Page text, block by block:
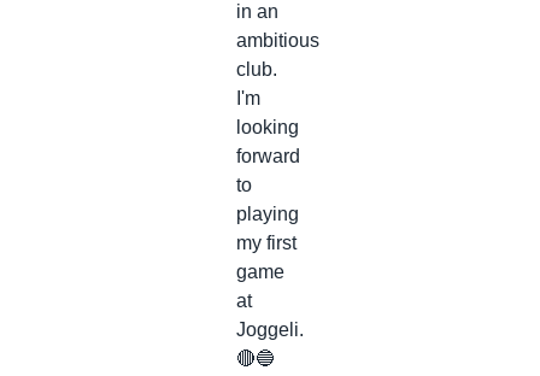
in an
ambitious
club.
I'm
looking
forward
to
playing
my first
game
at
Joggeli.
🔴🔵